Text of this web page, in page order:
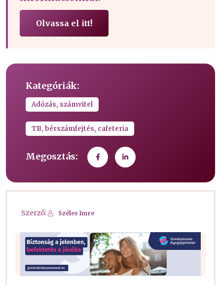
Olvassa el itt!
Kategóriák:
Adózás, számvitel
TB, bérszámfejtés, cafeteria
Megosztás:
Szerző: Széles Imre